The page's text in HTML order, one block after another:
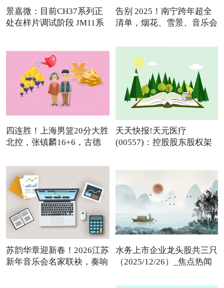
景嘉微：目前CH37系列正
处在样片调试阶段 JM11系
告别 2025！南宁跨年超全
清单，烟花、雪景、音乐会
四连胜！上海男篮20分大胜
北控，张镇麟16+6，古德
天天快报!天元医疗
(00557)：控股股东股权架
苏韵华章迎新春！2026江苏
新年音乐会名家联袂，奏响
水务上市企业龙头股共三只
（2025/12/26）_焦点热闻